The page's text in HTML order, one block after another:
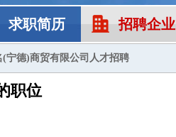
求职简历 招聘企业
(宁德)商贸有限公司人才招聘
职位